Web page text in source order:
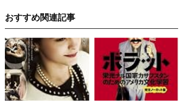
おすすめ関連記事